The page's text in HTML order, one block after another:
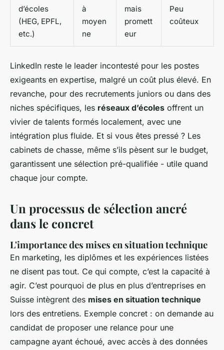
d’écoles
(HEG, EPFL,
etc.)
à
moyen
ne
mais
promett
eur
Peu
coûteux
LinkedIn reste le leader incontesté pour les postes
exigeants en expertise, malgré un coût plus élevé. En
revanche, pour des recrutements juniors ou dans des
niches spécifiques, les réseaux d’écoles offrent un
vivier de talents formés localement, avec une
intégration plus fluide. Et si vous êtes pressé ? Les
cabinets de chasse, même s’ils pèsent sur le budget,
garantissent une sélection pré-qualifiée - utile quand
chaque jour compte.
Un processus de sélection ancré
dans le concret
L'importance des mises en situation technique
En marketing, les diplômes et les expériences listées
ne disent pas tout. Ce qui compte, c’est la capacité à
agir. C’est pourquoi de plus en plus d’entreprises en
Suisse intègrent des mises en situation technique
lors des entretiens. Exemple concret : on demande au
candidat de proposer une relance pour une
campagne ayant échoué, avec accès à des données